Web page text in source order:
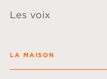
Les voix
LA MAISON